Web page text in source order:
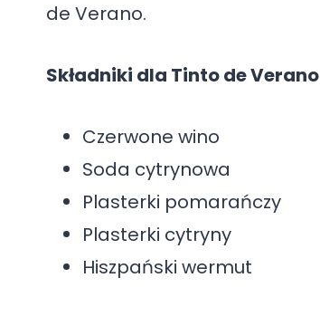
de Verano.
Składniki dla Tinto de Verano
Czerwone wino
Soda cytrynowa
Plasterki pomarańczy
Plasterki cytryny
Hiszpański wermut